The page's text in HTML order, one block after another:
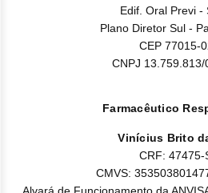
Edif. Oral Previ -
Plano Diretor Sul -
CEP 77015-
CNPJ 13.759.813/
Farmacêutico
Vinícius Brito
CRF: 47475-
CMVS:
Alvará de Funcionamento da